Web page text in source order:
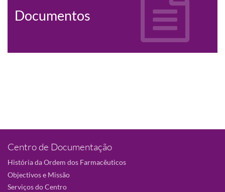
Documentos
Centro de Documentação
História da Ordem dos Farmacêuticos
Objectivos e Missão
Serviços do Centro